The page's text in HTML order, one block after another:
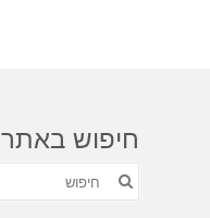
חיפוש באתר